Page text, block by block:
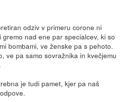
odziv v primeru corone ni
nad ene par specialcev, ki so
bombami, ve ženske pa s pehoto.
ve pa samo sovražnika in kvečjemu
je tudi pamet, kjer pa naš